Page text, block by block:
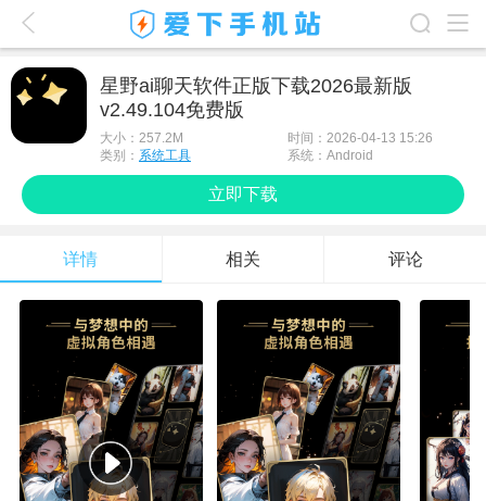
游戏排行榜
最新游戏
游戏攻略
星野ai聊天软件正版下载2026最新版
v2.49.104免费版
大小： 257.2M
时间：2026-04-13 15:26
类别： 系统工具 系统：Android
立即下载
详情 相关 评论